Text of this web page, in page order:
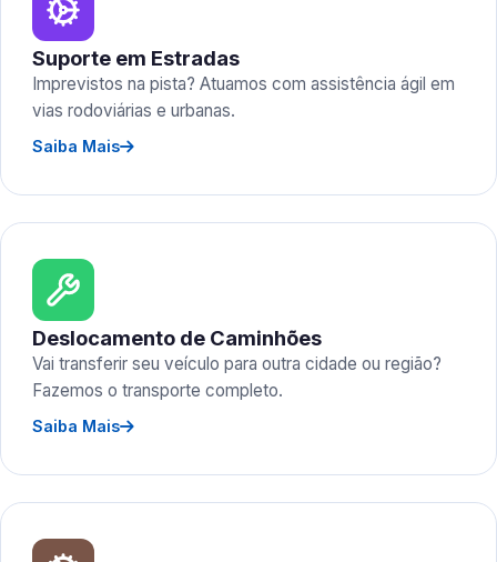
Suporte em Estradas
Imprevistos na pista? Atuamos com assistência ágil em
vias rodoviárias e urbanas.
Saiba Mais
Deslocamento de Caminhões
Vai transferir seu veículo para outra cidade ou região?
Fazemos o transporte completo.
Saiba Mais